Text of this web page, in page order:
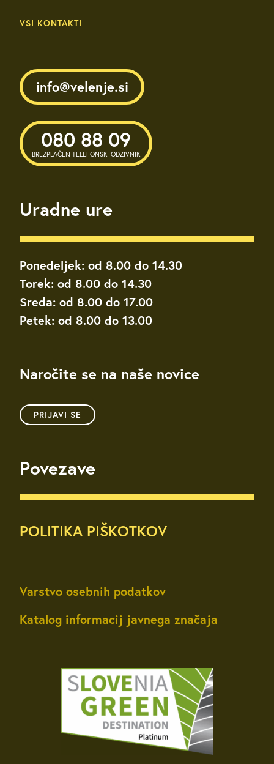
VSI KONTAKTI
info@velenje.si
080 88 09
BREZPLAČEN TELEFONSKI ODZIVNIK
Uradne ure
Ponedeljek: od 8.00 do 14.30
Torek: od 8.00 do 14.30
Sreda: od 8.00 do 17.00
Petek: od 8.00 do 13.00
Naročite se na naše novice
PRIJAVI SE
Povezave
POLITIKA PIŠKOTKOV
Varstvo osebnih podatkov
Katalog informacij javnega značaja